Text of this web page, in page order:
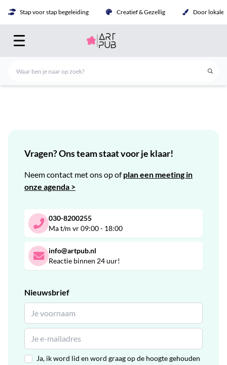
Stap voor stap begeleiding Creatief & Gezellig Door lokale
Vragen? Ons team staat voor je klaar!
Neem contact met ons op ofplan een meeting in
onze agenda >
030-8200255
Ma t/m vr 09:00 - 18:00
info@artpub.nl
Reactie binnen 24 uur!
Nieuwsbrief
Ja, ik word lid en word graag op de hoogte gehouden